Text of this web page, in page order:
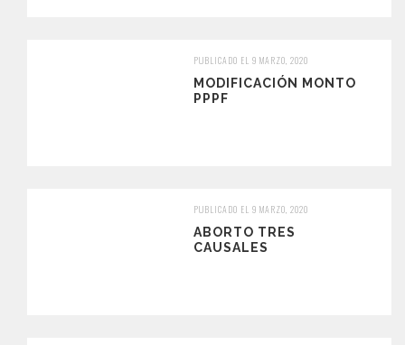
PUBLICADO EL 9 MARZO, 2020
MODIFICACIÓN MONTO
PPPF
PUBLICADO EL 9 MARZO, 2020
ABORTO TRES
CAUSALES